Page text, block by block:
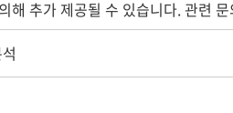
해 추가 제공될 수 있습니다. 관련